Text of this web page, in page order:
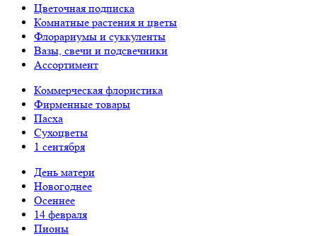
Цветочная подписка
Комнатные растения и цветы
Флорариумы и суккуленты
Вазы, свечи и подсвечники
Ассортимент
Коммерческая флористика
Фирменные товары
Пасха
Сухоцветы
1 сентября
День матери
Новогоднее
Осеннее
14 февраля
Пионы